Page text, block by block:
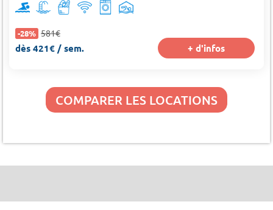
-28% 581€
dès 421€ / sem. + d'infos
COMPARER LES LOCATIONS